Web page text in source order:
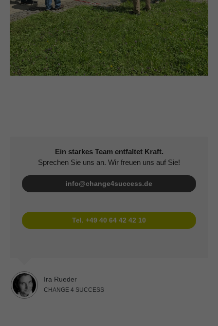
Ein starkes Team entfaltet Kraft.
Sprechen Sie uns an. Wir freuen uns auf Sie!
info@change4success.de
Tel. +49 40 64 42 42 10
Ira Rueder
CHANGE 4 SUCCESS